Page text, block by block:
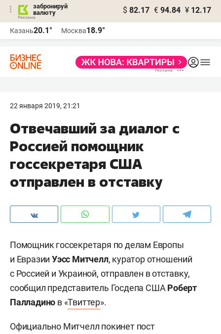
забронируй
валюту
$ 82.17 € 94.84 ¥ 12.17
Казань20.1° Москва18.9°
22 января 2019, 21:21
Отвечавший за диалог с
Россией помощник
госсекретаря США
отправлен в отставку
Помощник госсекретаря по делам Европы
и ЕвразииУэсс Митчелл, куратор отношений
с Россией и Украиной, отправлен в отставку,
сообщил представитель Госдепа США Роберт
Палладино в «Твиттер».
Официально Митчелл покинет пост